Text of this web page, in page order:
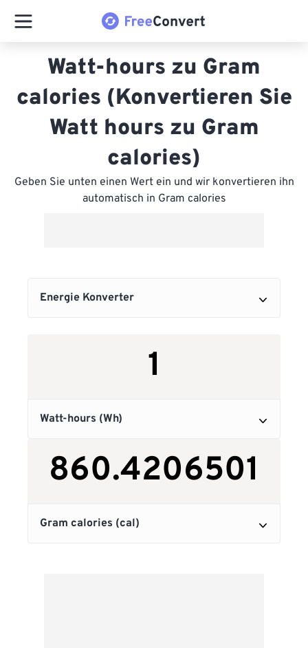
Watt-hours zu Gram
calories (Konvertieren Sie
Watt hours zu Gram
calories)
Geben Sie unten einen Wert ein und wir konvertieren ihn
automatisch in Gram calories